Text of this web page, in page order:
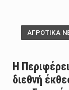
ΑΓΡΟΤΙΚΑ
Η
διεθνή